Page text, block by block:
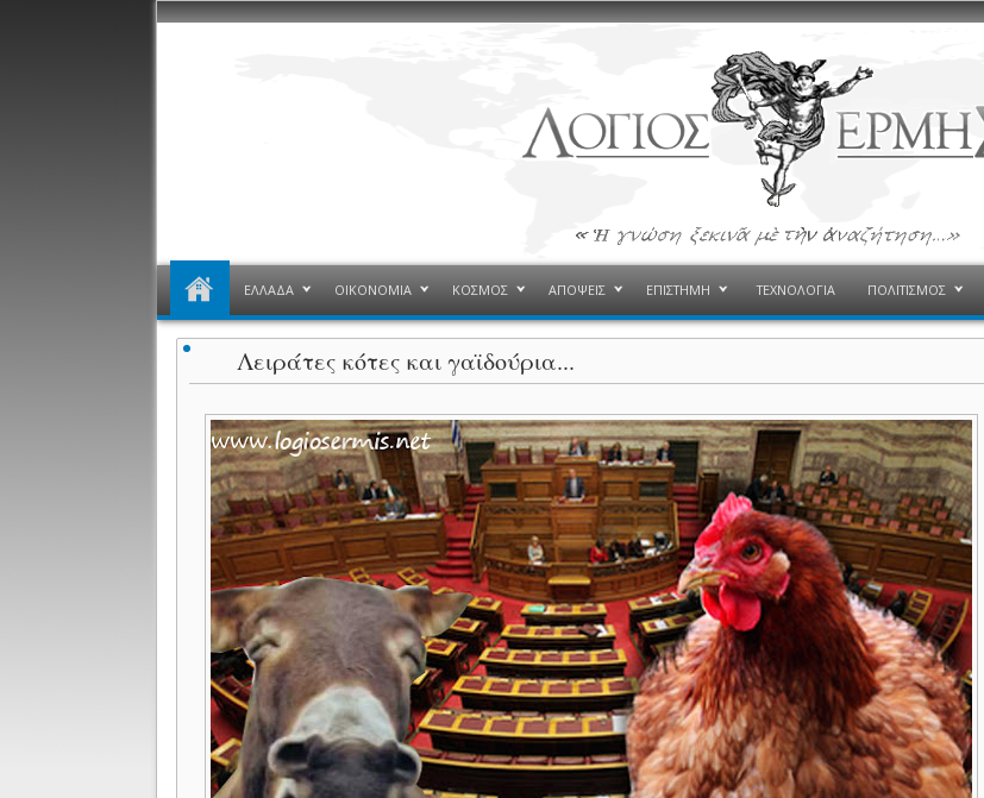
ΕΛΛΑΔΑ ΟΙΚΟΝΟΜΙΑ ΚΟΣΜΟΣ ΑΠΟΨΕΙΣ ΕΠΙΣΤΗΜΗ ΤΕΧΝΟΛΟΓΙΑ ΠΟΛΙΤΙΣΜΟΣ
Λειράτες κότες και γαϊδούρια...